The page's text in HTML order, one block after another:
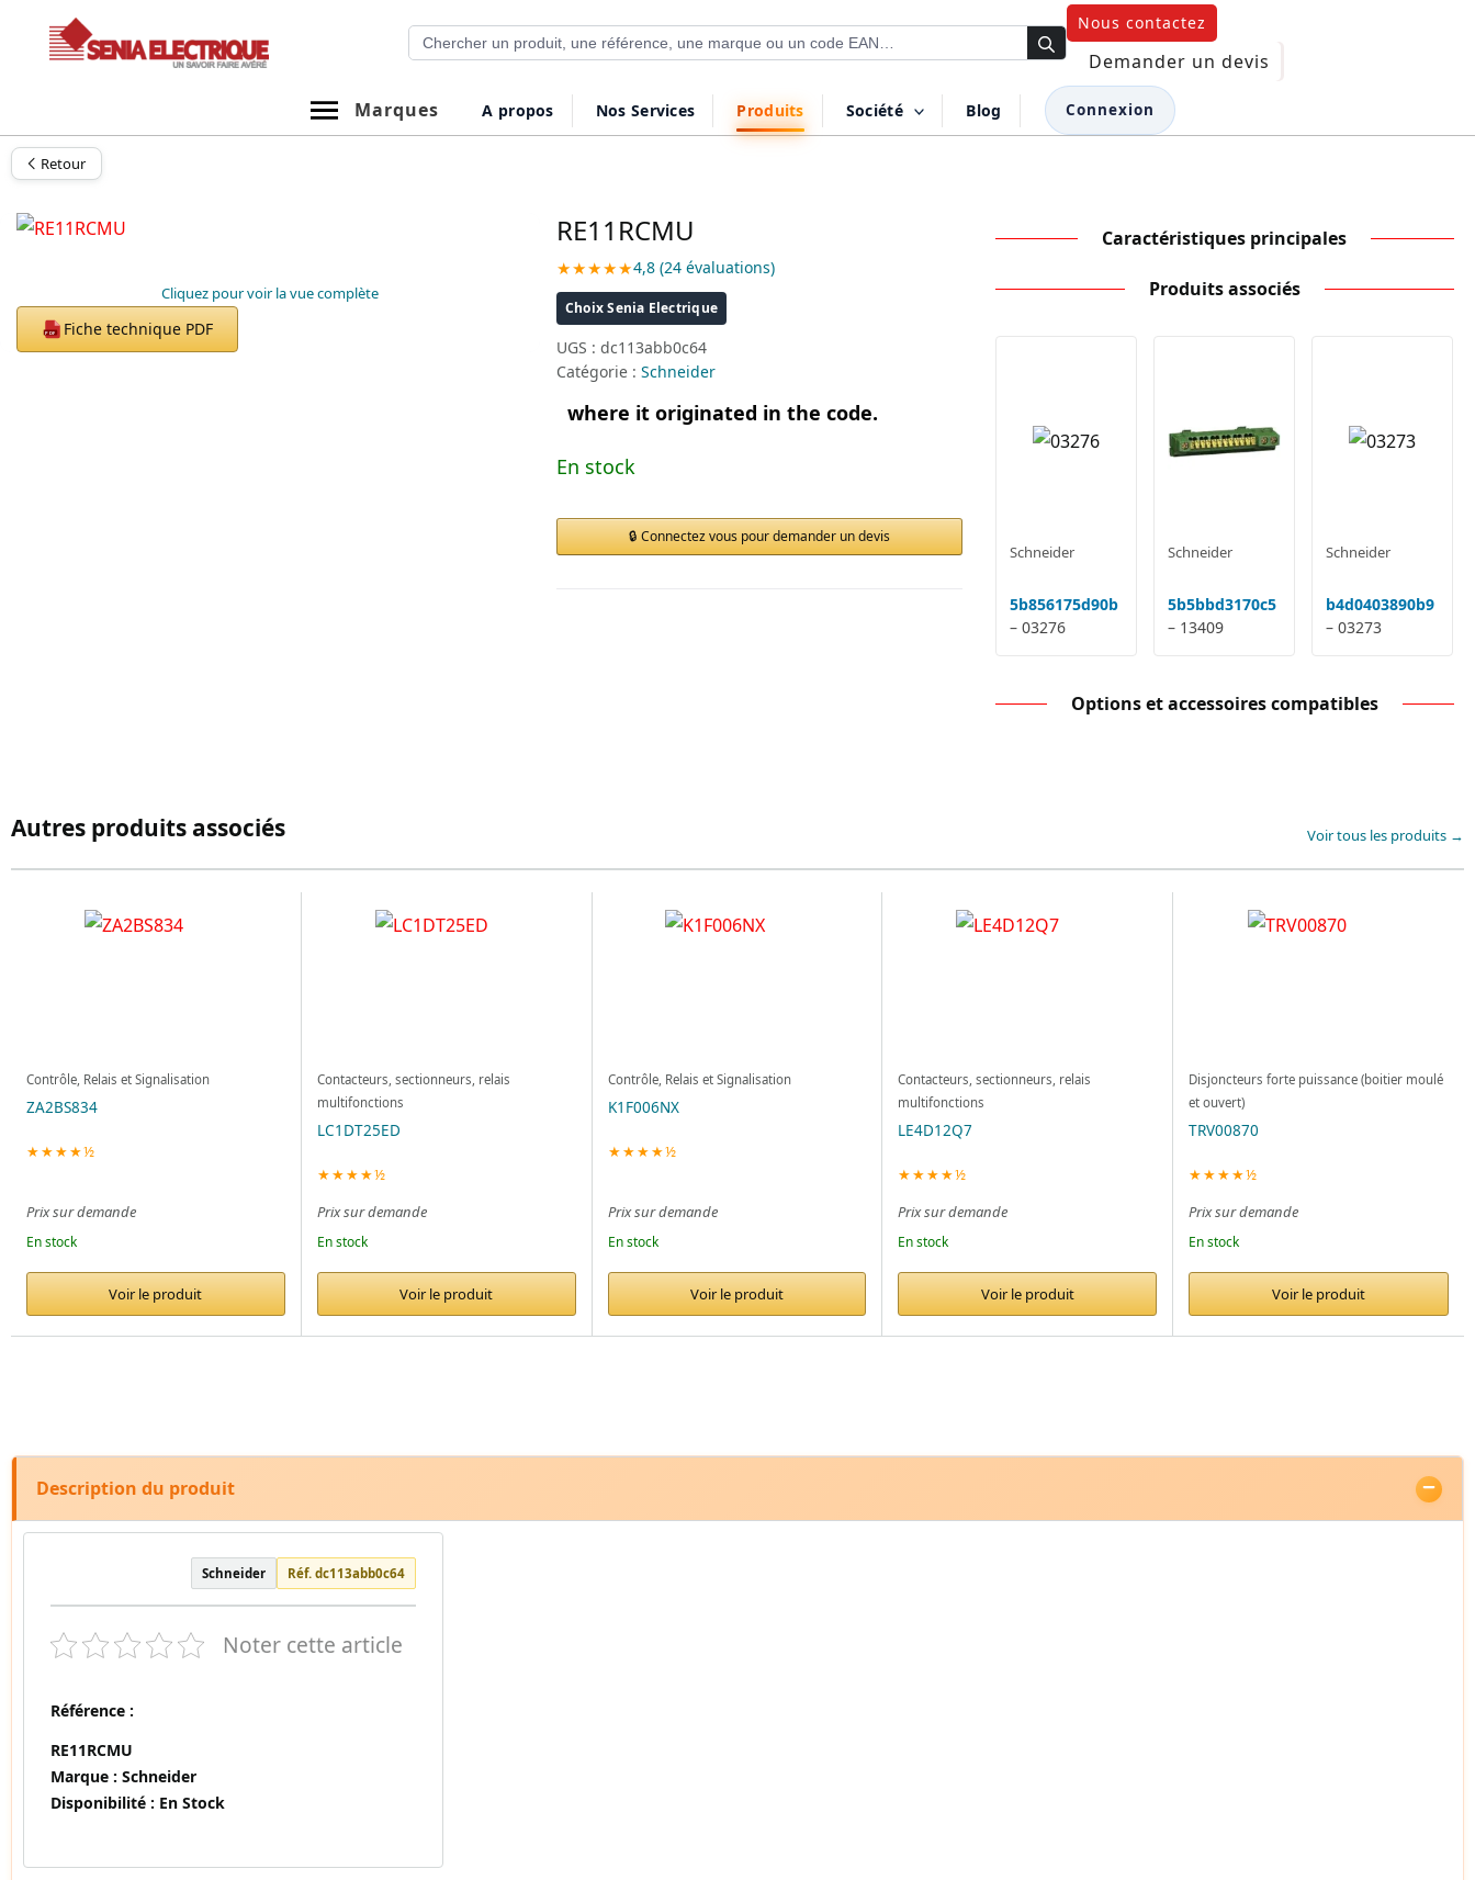
Recherche de produits
Nous contactez
Demander un devis
Marques
A propos Nos Services Produits Société Blog Connexion
Retour
Cliquez pour voir la vue complète
PDF Fiche technique PDF
RE11RCMU
★★★★★4,8 (24 évaluations)
Choix Senia Electrique
UGS : dc113abb0c64
Catégorie : Schneider
where it originated in the code.
En stock
Connectez vous pour demander un devis
Caractéristiques principales
Produits associés
Schneider
5b856175d90b
– 03276
Schneider
5b5bbd3170c5
– 13409
Schneider
b4d0403890b9
– 03273
Options et accessoires compatibles
Autres produits associés Voir tous les produits →
Contrôle, Relais et Signalisation
ZA2BS834
★★★★½
Prix sur demande
En stock
Voir le produit
Contacteurs, sectionneurs, relais
multifonctions
LC1DT25ED
★★★★½
Prix sur demande
En stock
Voir le produit
Contrôle, Relais et Signalisation
K1F006NX
★★★★½
Prix sur demande
En stock
Voir le produit
Contacteurs, sectionneurs, relais
multifonctions
LE4D12Q7
★★★★½
Prix sur demande
En stock
Voir le produit
Disjoncteurs forte puissance (boitier moulé
et ouvert)
TRV00870
★★★★½
Prix sur demande
En stock
Voir le produit
Description du produit
Schneider Réf. dc113abb0c64
Noter cette article
Référence :
RE11RCMU
Marque : Schneider
Disponibilité : En Stock